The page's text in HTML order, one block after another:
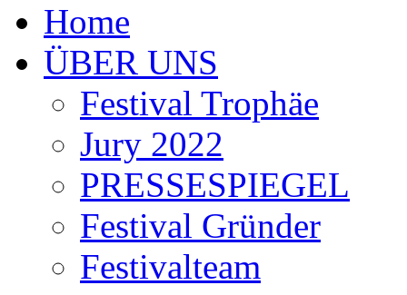
Home
ÜBER UNS
Festival Trophäe
Jury 2022
PRESSESPIEGEL
Festival Gründer
Festivalteam